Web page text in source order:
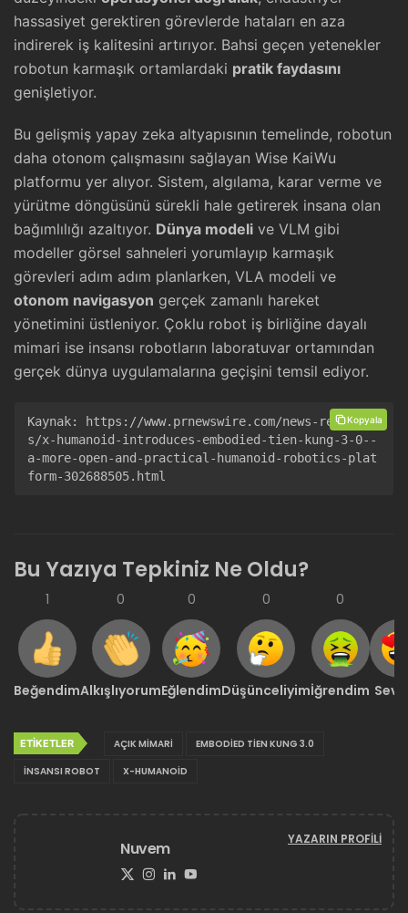
hassasiyet gerektiren görevlerde hataları en aza
indirerek iş kalitesini artırıyor. Bahsi geçen yetenekler
robotun karmaşık ortamlardaki pratik faydasını
genişletiyor.
Bu gelişmiş yapay zeka altyapısının temelinde, robotun
daha otonom çalışmasını sağlayan Wise KaiWu
platformu yer alıyor. Sistem, algılama, karar verme ve
yürütme döngüsünü sürekli hale getirerek insana olan
bağımlılığı azaltıyor. Dünya modeli ve VLM gibi
modeller görsel sahneleri yorumlayıp karmaşık
görevleri adım adım planlarken, VLA modeli ve
otonom navigasyon gerçek zamanlı hareket
yönetimini üstleniyor. Çoklu robot iş birliğine dayalı
mimari ise insansı robotların laboratuvar ortamından
gerçek dünya uygulamalarına geçişini temsil ediyor.
Kaynak:
https://www.prnewswire.com/news-release
s/x-humanoid-introduces-embodied-tien-kung-3-0--
a-more-open-and-practical-humanoid-robotics-plat
form-302688505.html
Kopyala
Bu Yazıya Tepkiniz Ne Oldu?
1
Beğendim
0
Alkışlıyorum
0
Eğlendim
0
Düşünceliyim
0
İğrendim
ETIKETLER AÇIK MIMARI
EMBODIED TIEN KUNG 3.0
İNSANSI ROBOT
X-HUMANOID
Nuvem YAZARIN PROFILI